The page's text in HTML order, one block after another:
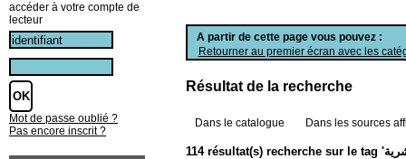
A partir de cette page vous pouvez :
Retourner au premier écran avec les
Résultat de la recherche
Dans le catalogue Dans les sources
accéder à votre compte de
lecteur
Mot de passe oublié ?
Pas encore inscrit ?